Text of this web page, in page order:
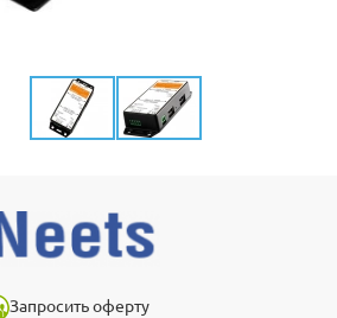
Запросить оферту